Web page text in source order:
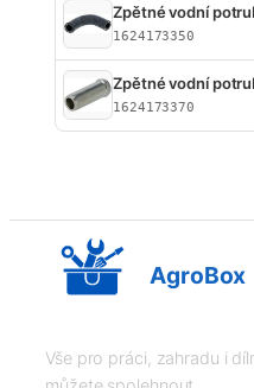
Zpětné vodní
1624173350
Zpětné vodní
1624173370
AgroBox
Vše pro práci, zahradu i